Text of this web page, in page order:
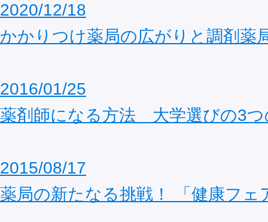
2020/12/18
かかりつけ薬局の広がりと調剤薬
2016/01/25
薬剤師になる方法 大学選びの3つ
2015/08/17
薬局の新たなる挑戦！ 「健康フェ